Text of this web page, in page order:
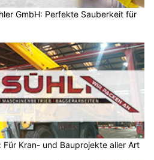
GmbH: Perfekte Sauberkeit für
Für Kran- und Bauprojekte aller Art